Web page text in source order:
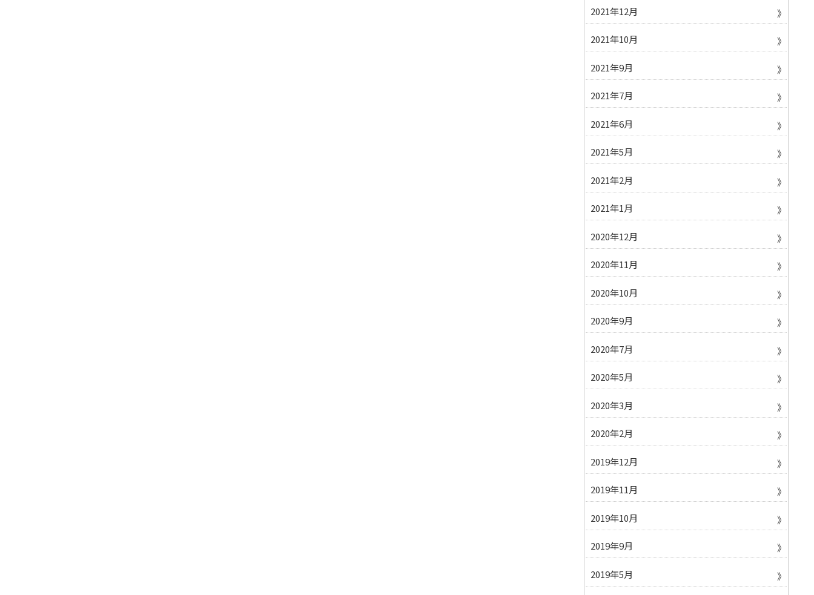
2021年12月
2021年10月
2021年9月
2021年7月
2021年6月
2021年5月
2021年2月
2021年1月
2020年12月
2020年11月
2020年10月
2020年9月
2020年7月
2020年5月
2020年3月
2020年2月
2019年12月
2019年11月
2019年10月
2019年9月
2019年5月